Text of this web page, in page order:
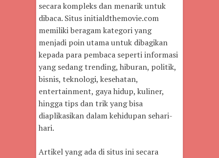
secara kompleks dan menarik untuk
dibaca. Situs initialdthemovie.com
memiliki beragam kategori yang
menjadi poin utama untuk dibagikan
kepada para pembaca seperti informasi
yang sedang trending, hiburan, politik,
bisnis, teknologi, kesehatan,
entertainment, gaya hidup, kuliner,
hingga tips dan trik yang bisa
diaplikasikan dalam kehidupan sehari-
hari.
Artikel yang ada di situs ini secara